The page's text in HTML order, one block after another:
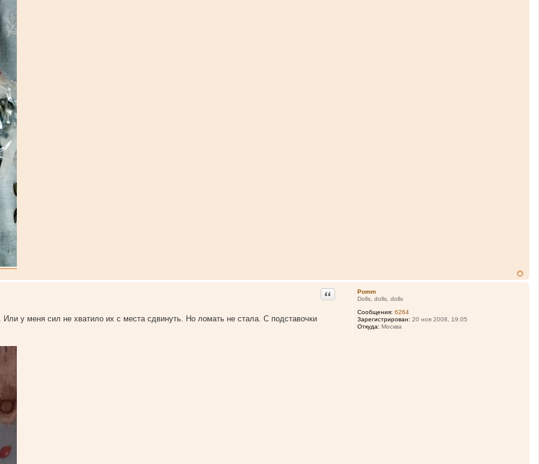
Pomm
Dolls, dolls, dolls
Сообщения: 6264
Зарегистрирован: 20 ноя 2008, 19:05
Откуда: Москва
Цитата
Или у меня сил не хватило их с места сдвинуть. Но ломать не стала. С подставочки